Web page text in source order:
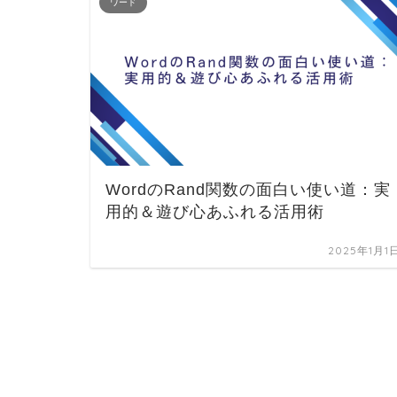
ワード
WordのRand関数の面白い使い道：実
用的＆遊び心あふれる活用術
2025年1月1